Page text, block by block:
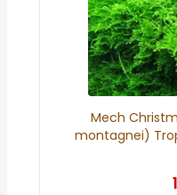
Mech
montagnei)